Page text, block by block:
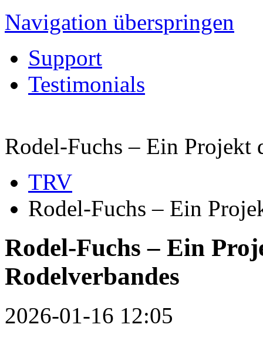
Navigation überspringen
Support
Testimonials
Rodel-Fuchs – Ein Projekt
TRV
Rodel-Fuchs – Ein
Rodel-Fuchs – Ein
Rodelverbandes
2026-01-16 12:05